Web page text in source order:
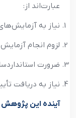
عبارت‌اند از:
نیاز به
لزوم انجام
ضرورت
نیاز به دریافت
آینده این پژوهش